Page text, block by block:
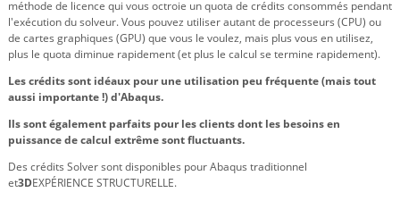
méthode de licence qui vous octroie un quota de crédits consommés pendant
l'exécution du solveur. Vous pouvez utiliser autant de processeurs (CPU) ou
de cartes graphiques (GPU) que vous le voulez, mais plus vous en utilisez,
plus le quota diminue rapidement (et plus le calcul se termine rapidement).
Les crédits sont idéaux pour une utilisation peu fréquente (mais tout
aussi importante !) d'Abaqus.
Ils sont également parfaits pour les clients dont les besoins en
puissance de calcul extrême sont fluctuants.
Des crédits Solver sont disponibles pour Abaqus traditionnel
et3DEXPÉRIENCE STRUCTURELLE.